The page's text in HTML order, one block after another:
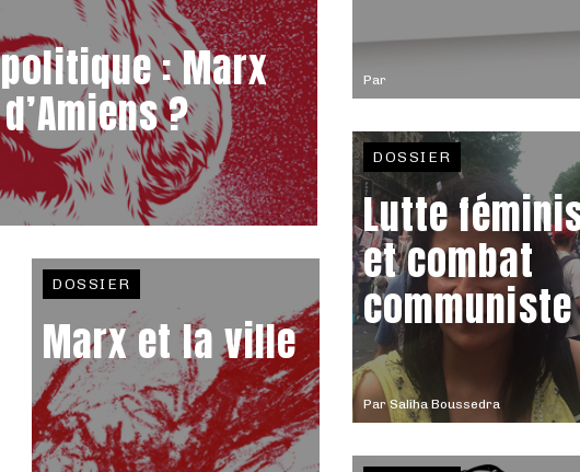
Par
: Marx
?
ParSaliha Boussedra
DOSSIER
Lutte
et combat
communiste
DOSSIER
Marx et la ville